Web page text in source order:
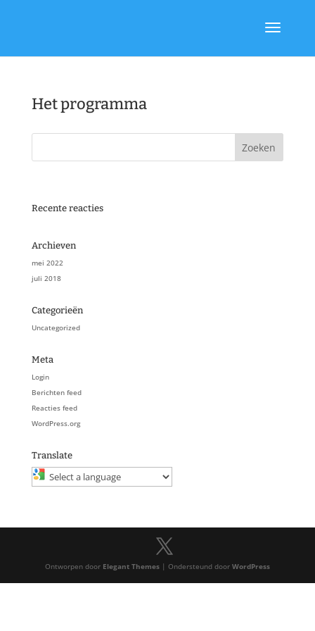
Het programma
Recente reacties
Archieven
mei 2022
juli 2018
Categorieën
Uncategorized
Meta
Login
Berichten feed
Reacties feed
WordPress.org
Translate
Ontworpen door Elegant Themes| Ondersteund door WordPress